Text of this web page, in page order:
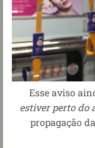
Esse aviso
estiver perto do
propagação